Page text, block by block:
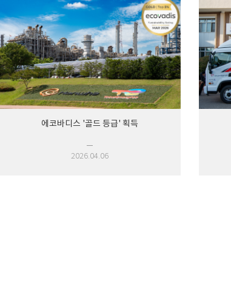
에코바디스 '골드 등급' 획득
2026.04.06